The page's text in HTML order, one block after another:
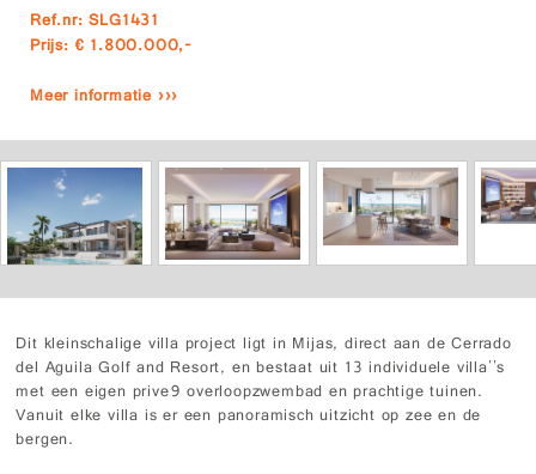
Ref.nr: SLG1431
Prijs: € 1.800.000,-
Meer informatie ›››
Dit kleinschalige villa project ligt in Mijas, direct aan de Cerrado
del Aguila Golf and Resort, en bestaat uit 13 individuele villa''s
met een eigen prive9 overloopzwembad en prachtige tuinen.
Vanuit elke villa is er een panoramisch uitzicht op zee en de
bergen.